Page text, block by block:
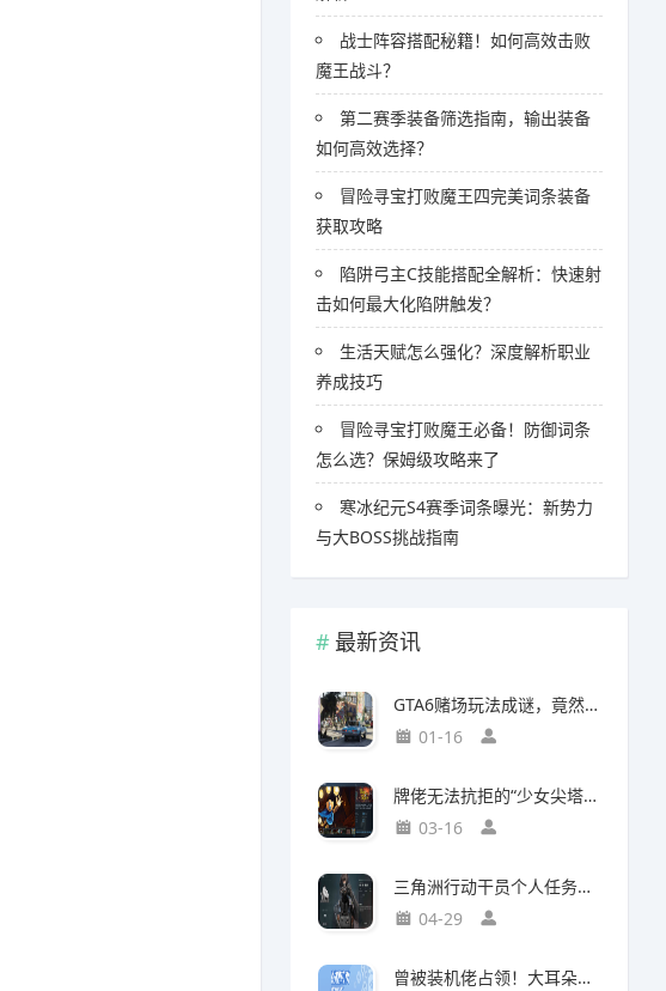
战士阵容搭配秘籍！如何高效击败
魔王战斗？
第二赛季装备筛选指南，输出装备
如何高效选择？
冒险寻宝打败魔王四完美词条装备
获取攻略
陷阱弓主C技能搭配全解析：快速射
击如何最大化陷阱触发？
生活天赋怎么强化？深度解析职业
养成技巧
冒险寻宝打败魔王必备！防御词条
怎么选？保姆级攻略来了
寒冰纪元S4赛季词条曝光：新势力
与大BOSS挑战指南
最新资讯
GTA6赌场玩法成谜，竟然面临全球50国封禁风险
01-16
牌佬无法抗拒的“少女尖塔”竟然是个搜打撤？
03-16
三角洲行动干员个人任务一览及完成建议【无名篇】
04-29
曾被装机佬占领！大耳朵图图贴吧重归故主